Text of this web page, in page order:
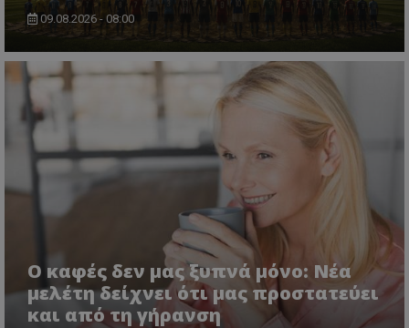
09.08.2026 - 08:00
Ο καφές δεν μας ξυπνά μόνο: Νέα
μελέτη δείχνει ότι μας προστατεύει
και από τη γήρανση